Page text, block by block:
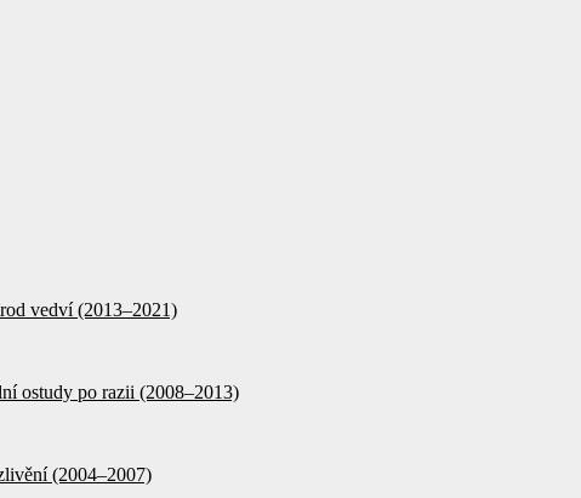
vedví (2013–2021)
ostudy po razii (2008–2013)
(2004–2007)